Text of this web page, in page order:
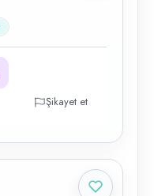
Şikayet et